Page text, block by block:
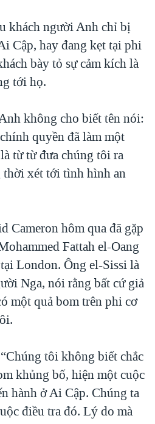
khách người Anh chỉ bị
Cập, hay đang kẹt tại phi
bày tỏ sự cảm kích là
tới họ.
không cho biết tên nói:
quyền đã làm một
từ từ đưa chúng tôi ra
xét tới tình hình an
Cameron hôm qua đã gặp
Fattah el-Oang
London. Ông el-Sissi là
Nga, nói rằng bất cứ giả
một quả bom trên phi cơ
tôi không biết chắc
khủng bố, hiện một cuộc
hành ở Ai Cập. Chúng ta
điều tra đó. Lý do mà